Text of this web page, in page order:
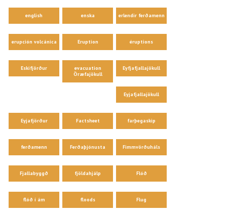
english enska erlendir ferðamenn
erupción volcánica Eruption éruptions
Eskifjörður
evacuation
Öræfajökull
Eyfjafjallajökull
Eyjafjallajökull
Eyjafjörður Factsheet farþegaskip
ferðamenn Ferðaþjónusta Fimmvörðuháls
Fjallabyggð fjöldahjálp Flóð
flóð í ám floods Flug